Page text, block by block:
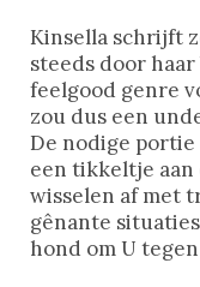
Kinsella schrijft
steeds door
feelgood genre
zou dus een
De nodige portie
een tikkeltje
wisselen af met
gênante
hond om U